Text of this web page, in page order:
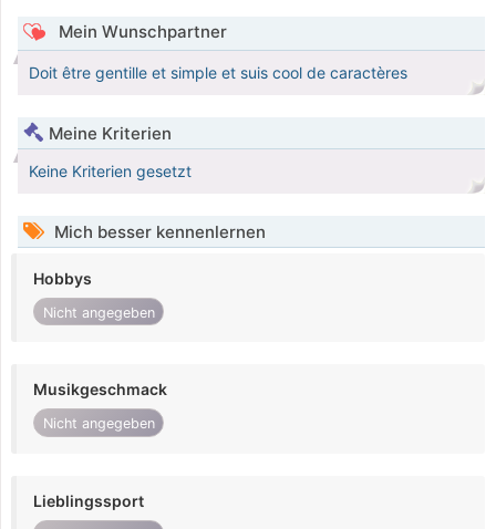
Mein Wunschpartner
Doit être gentille et simple et suis cool de caractères
Meine Kriterien
Keine Kriterien gesetzt
Mich besser kennenlernen
Hobbys
Nicht angegeben
Musikgeschmack
Nicht angegeben
Lieblingssport